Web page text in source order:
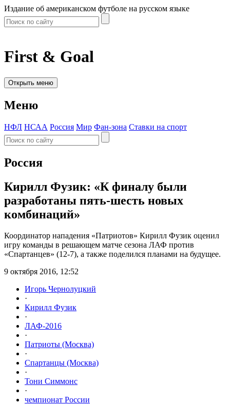
Издание об американском футболе на русском языке
First & Goal
Открыть меню
Меню
НФЛ НСАА Россия Мир Фан-зона Ставки на спорт
Россия
Кирилл Фузик: «К финалу были
разработаны пять-шесть новых
комбинаций»
Координатор нападения «Патриотов» Кирилл Фузик оценил
игру команды в решающем матче сезона ЛАФ против
«Спартанцев» (12-7), а также поделился планами на будущее.
9 октября 2016, 12:52
Игорь Чернолуцкий
·
Кирилл Фузик
·
ЛАФ-2016
·
Патриоты (Москва)
·
Спартанцы (Москва)
·
Тони Симмонс
·
чемпионат России